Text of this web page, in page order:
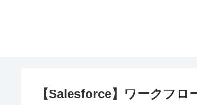
【Salesforce】ワークフロ